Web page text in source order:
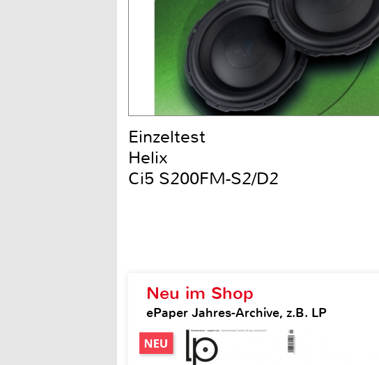
Neu im Shop
ePaper Jahres-Archive, z.B. LP
Einzeltest
Helix
Ci5 S200FM-S2/D2